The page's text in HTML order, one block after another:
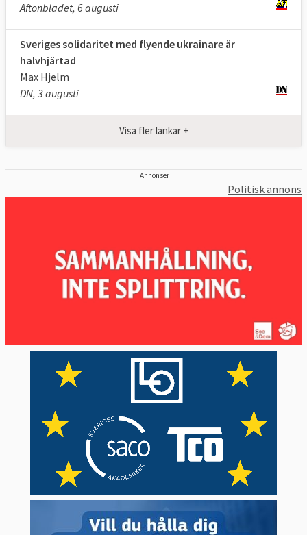
Aftonbladet, 6 augusti
Sveriges solidaritet med flyende ukrainare är
halvhjärtad
Max Hjelm
DN, 3 augusti
Visa fler länkar +
Annonser
Politisk annons